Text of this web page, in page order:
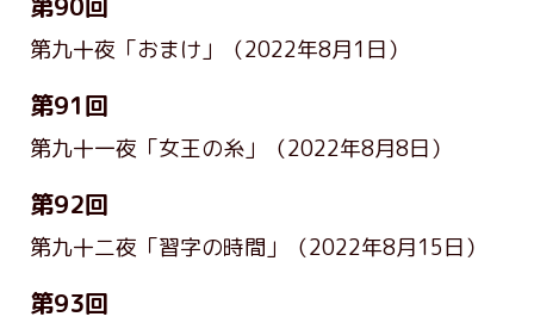
第九十夜「おまけ」 （2022年8月1日）
第91回
第九十一夜「女王の糸」 （2022年8月8日）
第92回
第九十二夜「習字の時間」 （2022年8月15日）
第93回